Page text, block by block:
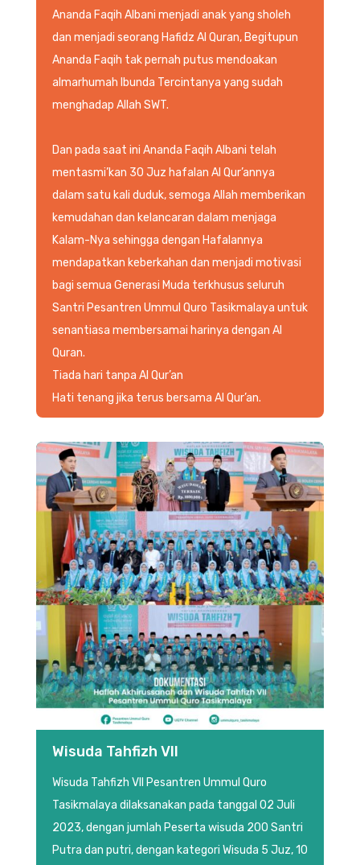
Ananda Faqih Albani menjadi anak yang sholeh
dan menjadi seorang Hafidz Al Quran, Begitupun
Ananda Faqih tak pernah putus mendoakan
almarhumah Ibunda Tercintanya yang sudah
menghadap Allah SWT.
Dan pada saat ini Ananda Faqih Albani telah
mentasmi’kan 30 Juz hafalan Al Qur’annya
dalam satu kali duduk, semoga Allah memberikan
kemudahan dan kelancaran dalam menjaga
Kalam-Nya sehingga dengan Hafalannya
mendapatkan keberkahan dan menjadi motivasi
bagi semua Generasi Muda terkhusus seluruh
Santri Pesantren Ummul Quro Tasikmalaya untuk
senantiasa membersamai harinya dengan Al
Quran.
Tiada hari tanpa Al Qur’an
Hati tenang jika terus bersama Al Qur’an.
Wisuda Tahfizh VII
Wisuda Tahfizh VII Pesantren Ummul Quro
Tasikmalaya dilaksanakan pada tanggal 02 Juli
2023, dengan jumlah Peserta wisuda 200 Santri
Putra dan putri, dengan kategori Wisuda 5 Juz, 10